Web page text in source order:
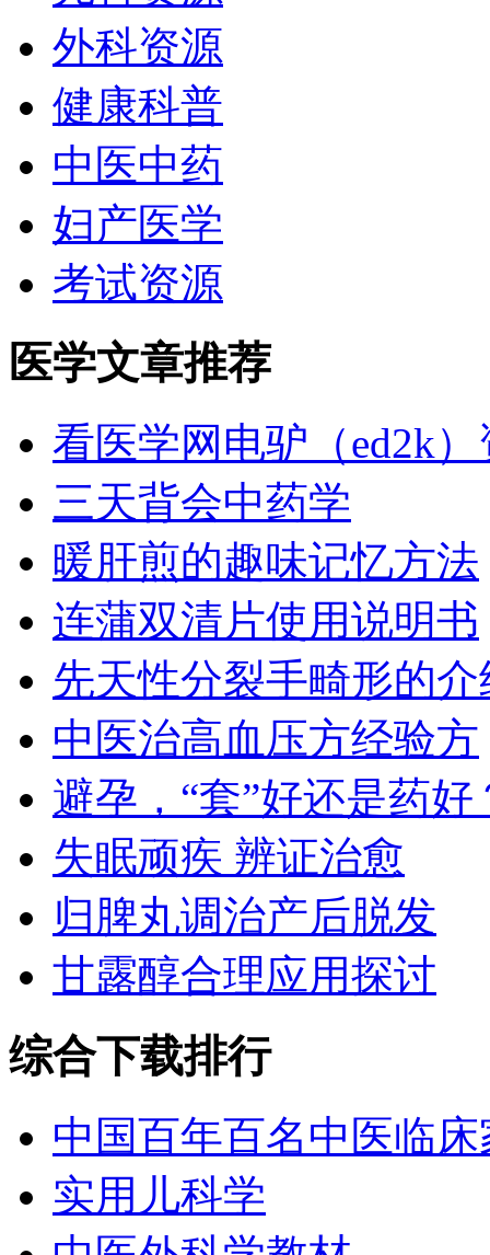
外科资源
健康科普
中医中药
妇产医学
考试资源
医学文章推荐
看医学网电驴（ed2k
三天背会中药学
暖肝煎的趣味记忆方法
连蒲双清片使用说明书
先天性分裂手畸形的介
中医治高血压方经验方
避孕，“套”好还是药好
失眠顽疾 辨证治愈
归脾丸调治产后脱发
甘露醇合理应用探讨
综合下载排行
中国百年百名中医临
实用儿科学